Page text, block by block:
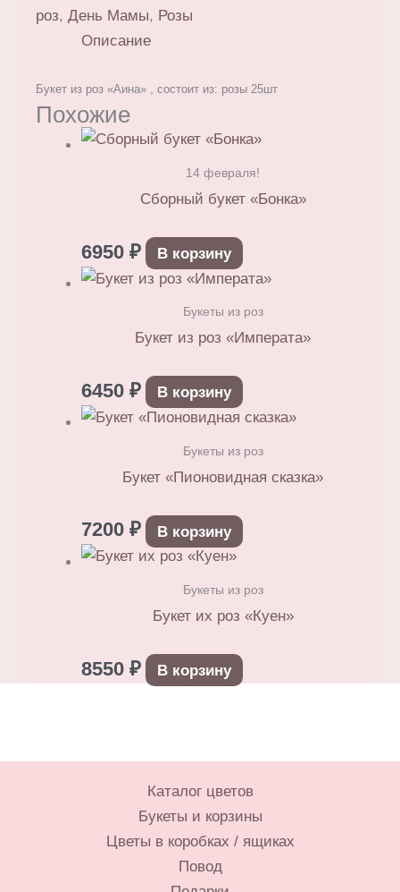
роз, День Мамы, Розы
Описание
Букет из роз «Аина» , состоит из: розы 25шт
Похожие
14 февраля!
Сборный букет «Бонка»
6950 ₽ В корзину
Букеты из роз
Букет из роз «Императа»
6450 ₽ В корзину
Букеты из роз
Букет «Пионовидная сказка»
7200 ₽ В корзину
Букеты из роз
Букет их роз «Куен»
8550 ₽ В корзину
Каталог цветов
Букеты и корзины
Цветы в коробках / ящиках
Повод